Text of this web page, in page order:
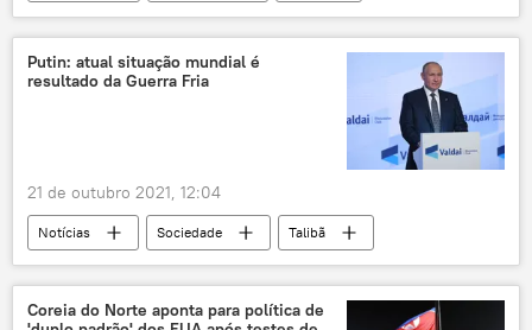
míssil balístico
submarino
lançamento
lançamento teste
Coreia do Norte
Multimídia
Putin: atual situação mundial é
resultado da Guerra Fria
21 de outubro 2021, 12:04
Notícias Sociedade
Talibã
Revolução de Outubro
República Popular da China
Guerra Fria
Coreia do Norte aponta para política de